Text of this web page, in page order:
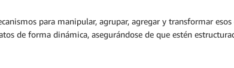
para manipular, agrupar, agregar y transformar esos
de forma dinámica, asegurándose de que estén